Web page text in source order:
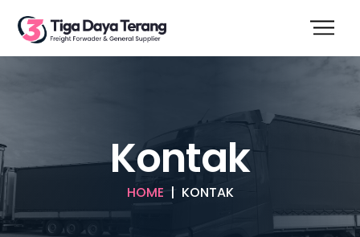
content
Kontak
HOME | KONTAK